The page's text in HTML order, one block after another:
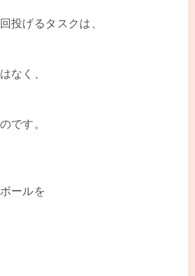
投げるタスクは、
なく、
です。
ールを